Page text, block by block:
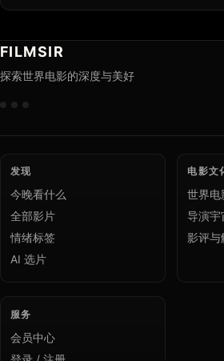
FILMSIR
探索世界电影的深度与美好
发现
今晚看什么
全部影片
情绪标签
AI 选片
电影文
世界电
导演宇
影评与
服务
会员中心